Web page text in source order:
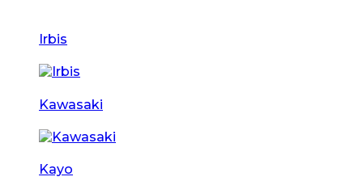
Irbis
Kawasaki
Kayo